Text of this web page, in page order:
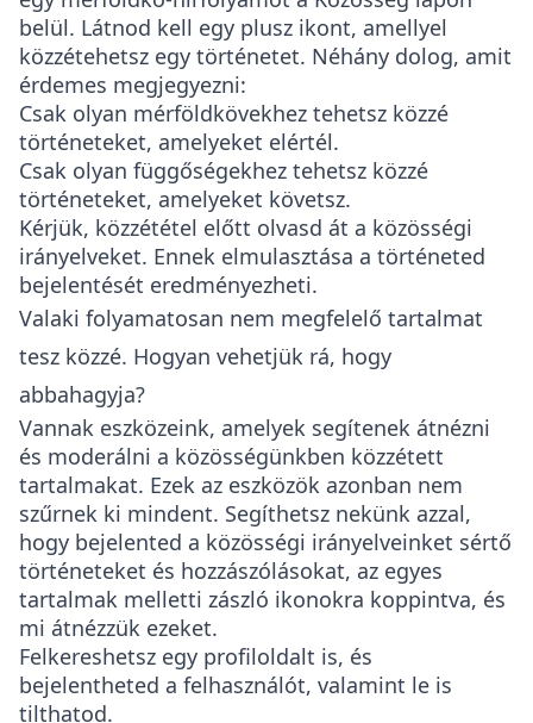
belül. Látnod kell egy plusz ikont, amellyel
közzétehetsz egy történetet. Néhány dolog, amit
érdemes megjegyezni:
Csak olyan mérföldkövekhez tehetsz közzé
történeteket, amelyeket elértél.
Csak olyan függőségekhez tehetsz közzé
történeteket, amelyeket követsz.
Kérjük, közzététel előtt olvasd át a közösségi
irányelveket. Ennek elmulasztása a történeted
bejelentését eredményezheti.
Valaki folyamatosan nem megfelelő tartalmat
tesz közzé. Hogyan vehetjük rá, hogy
abbahagyja?
Vannak eszközeink, amelyek segítenek átnézni
és moderálni a közösségünkben közzétett
tartalmakat. Ezek az eszközök azonban nem
szűrnek ki mindent. Segíthetsz nekünk azzal,
hogy bejelented a közösségi irányelveinket sértő
történeteket és hozzászólásokat, az egyes
tartalmak melletti zászló ikonokra koppintva, és
mi átnézzük ezeket.
Felkereshetsz egy profiloldalt is, és
bejelentheted a felhasználót, valamint le is
tilthatod.